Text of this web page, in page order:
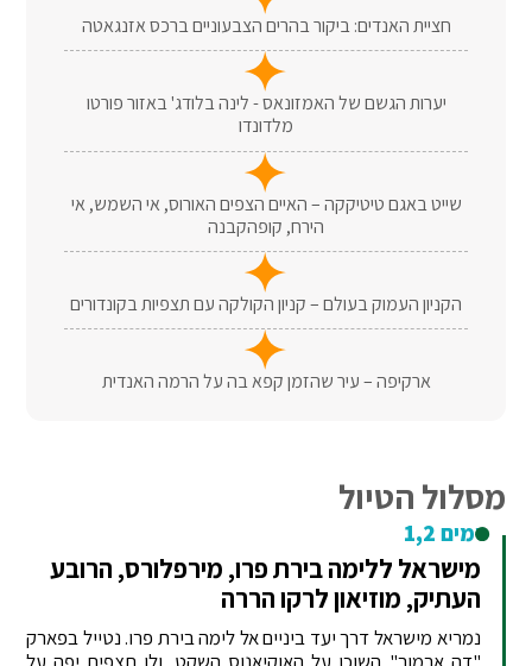
חציית האנדים: ביקור בהרים הצבעוניים ברכס אזנגאטה
יערות הגשם של האמזונאס - לינה בלודג' באזור פורטו
מלדונדו
שייט באגם טיטיקקה – האיים הצפים האורוס, אי השמש, אי
הירח, קופהקבנה
הקניון העמוק בעולם – קניון הקולקה עם תצפיות בקונדורים
ארקיפה – עיר שהזמן קפא בה על הרמה האנדית
מסלול הטיול
ימים 1,2
מישראל ללימה בירת פרו, מירפלורס, הרובע
העתיק, מוזיאון לרקו הררה
נמריא מישראל דרך יעד ביניים אל לימה בירת פרו. נטייל בפארק